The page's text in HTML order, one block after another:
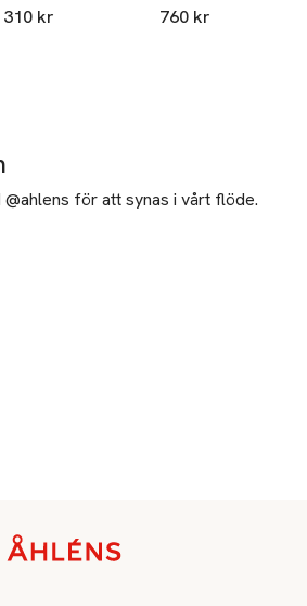
Chrome
310 kr
Shadow Palette
760 kr
för att synas i vårt flöde.